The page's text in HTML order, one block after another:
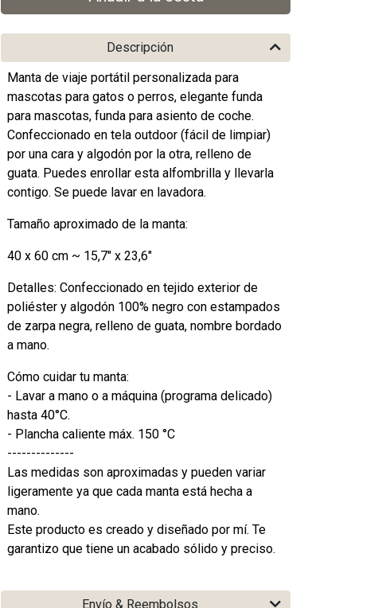
Descripción
Manta de viaje portátil personalizada para
mascotas para gatos o perros, elegante funda
para mascotas, funda para asiento de coche.
Confeccionado en tela outdoor (fácil de limpiar)
por una cara y algodón por la otra, relleno de
guata. Puedes enrollar esta alfombrilla y llevarla
contigo. Se puede lavar en lavadora.
Tamaño aproximado de la manta:
40 x 60 cm ~ 15,7" x 23,6"
Detalles: Confeccionado en tejido exterior de
poliéster y algodón 100% negro con estampados
de zarpa negra, relleno de guata, nombre bordado
a mano.
Cómo cuidar tu manta:
- Lavar a mano o a máquina (programa delicado)
hasta 40°C.
- Plancha caliente máx. 150 °C
--------------
Las medidas son aproximadas y pueden variar
ligeramente ya que cada manta está hecha a
mano.
Este producto es creado y diseñado por mí. Te
garantizo que tiene un acabado sólido y preciso.
Envío & Reembolsos